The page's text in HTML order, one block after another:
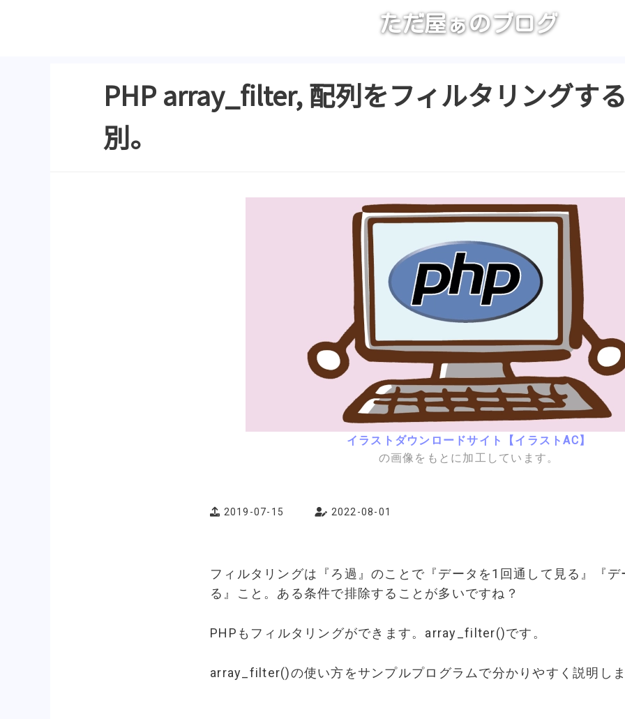
ただ屋ぁのブログ
PHP array_filter, 配列をフィルタリングす
別。
イラストダウンロードサイト【イラストAC】
の画像をもとに加工しています。
2019-07-15 2022-08-01
フィルタリングは『ろ過』のことで『データを1回通して見る』『
る』こと。ある条件で排除することが多いですね？
PHPもフィルタリングができます。array_filter()です。
array_filter()の使い方をサンプルプログラムで分かりやすく説明し